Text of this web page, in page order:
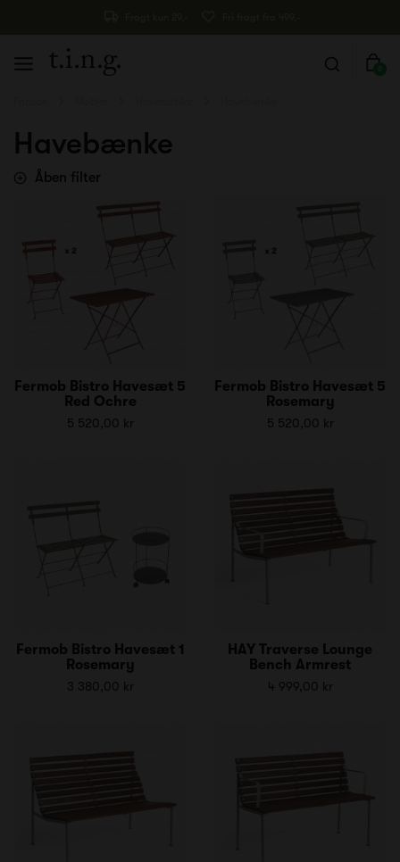
0
Havebænke
Åben filter
Fermob Bistro Havesæt 5
Red Ochre
5 520,00 kr
Fermob Bistro Havesæt 5
Rosemary
5 520,00 kr
Fermob Bistro Havesæt 1
Rosemary
3 380,00 kr
HAY Traverse Lounge
Bench Armrest
4 999,00 kr